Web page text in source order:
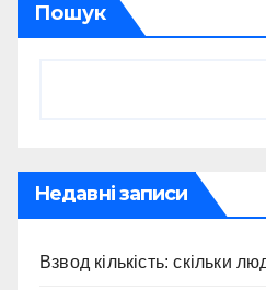
Пошук
Недавні записи
Взвод кількість: скільки